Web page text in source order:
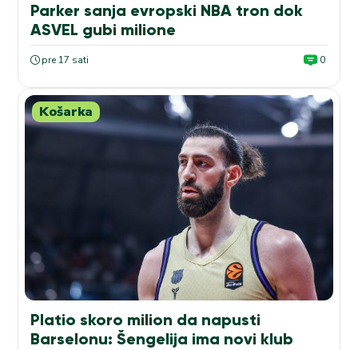
Parker sanja evropski NBA tron dok
ASVEL gubi milione
pre 17 sati 0
Košarka
Platio skoro milion da napusti
Barselonu: Šengelija ima novi klub